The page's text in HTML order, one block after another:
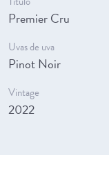
Premier Cru
Uvas de uva
Pinot Noir
Vintage
2022